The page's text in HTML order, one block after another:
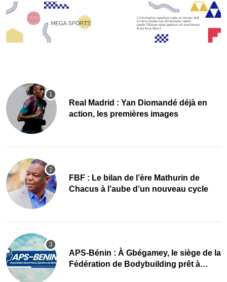
Real Madrid : Yan Diomandé déjà en
action, les premières images
FBF : Le bilan de l’ère Mathurin de
Chacus à l’aube d’un nouveau cycle
APS-Bénin : À Gbégamey, le siège de la
Fédération de Bodybuilding prêt à